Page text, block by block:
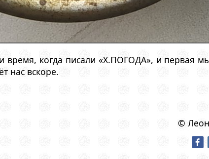
время, когда писали «Х.ПОГОДА», и первая
нас вскоре.
©